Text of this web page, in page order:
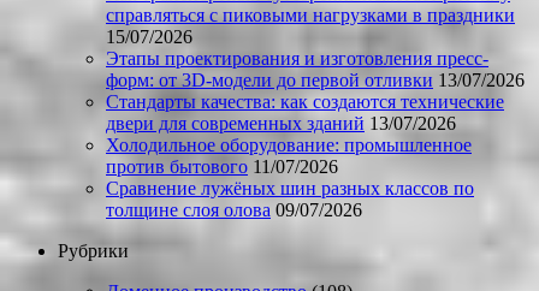
справляться с пиковыми нагрузками в праздники
15/07/2026
Этапы проектирования и изготовления пресс-
форм: от 3D-модели до первой отливки 13/07/2026
Стандарты качества: как создаются технические
двери для современных зданий 13/07/2026
Холодильное оборудование: промышленное
против бытового 11/07/2026
Сравнение лужёных шин разных классов по
толщине слоя олова 09/07/2026
Рубрики